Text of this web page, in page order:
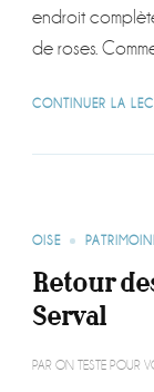
endroit
de roses.
CONTINUER LA
OISE
Retour
Serval
PAR ON TESTE POUR